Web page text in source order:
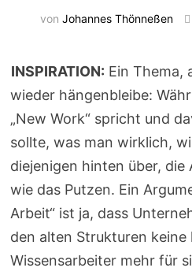
vonJohannes Thönneßen
INSPIRATION: Ein Thema,
wieder hängenbleibe:
„New Work“ spricht und
sollte, was man wirklich,
diejenigen hinten über, die
wie das Putzen. Ein
Arbeit“ ist ja, dass
den alten Strukturen
Wissensarbeiter mehr für